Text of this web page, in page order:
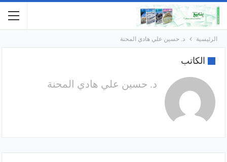
الرئيسية د. حسين علي هادي المحنة
الكاتب
د. حسين علي هادي المحنة